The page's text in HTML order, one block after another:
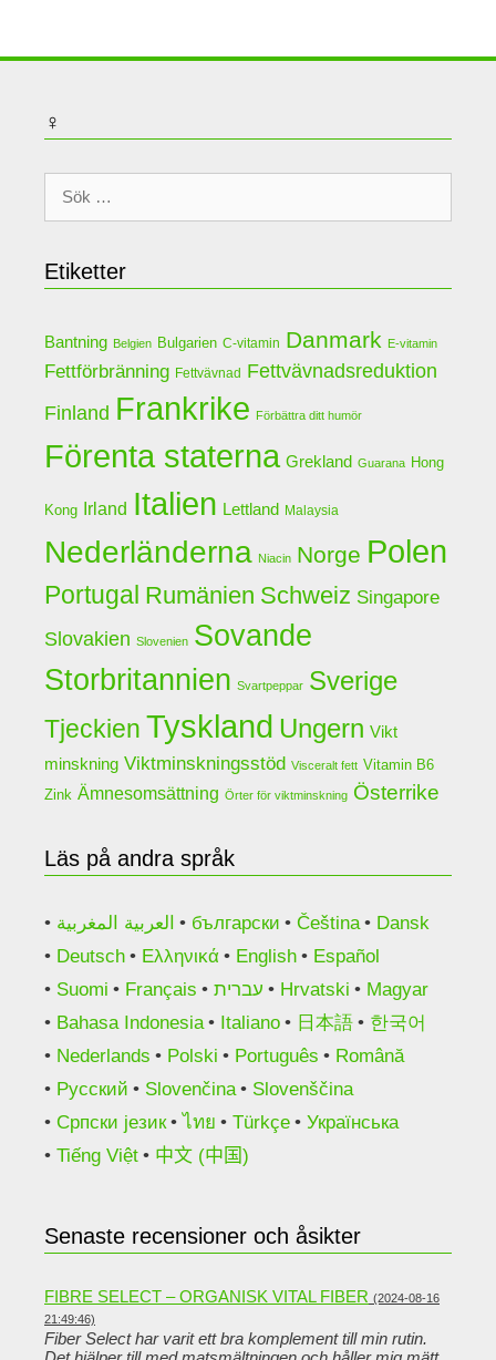
♀
Etiketter
Bantning Belgien Bulgarien C-vitamin Danmark E-vitamin
Fettförbränning Fettvävnad Fettvävnadsreduktion
Finland Frankrike Förbättra ditt humör
Förenta staterna Grekland Guarana Hong
Kong Irland Italien Lettland Malaysia
Nederländerna Niacin Norge Polen
Portugal Rumänien Schweiz Singapore
Slovakien Slovenien Sovande
Storbritannien Svartpeppar Sverige
Tjeckien Tyskland Ungern Vikt
minskning Viktminskningsstöd Visceralt fett Vitamin B6
Zink Ämnesomsättning Örter för viktminskning Österrike
Läs på andra språk
العربية المغربية български Čeština
Dansk
Deutsch
Ελληνικά English
Español
Suomi
Français עברית Hrvatski
Magyar
Bahasa Indonesia
Italiano 日本語
한국어
Nederlands
Polski Português
Română
Русский
Slovenčina
Slovenščina
Српски језик
ไทย Türkçe
Українська
Tiếng Việt
中文 (中国)
Senaste recensioner och åsikter
FIBRE SELECT – ORGANISK VITAL FIBER (2024-08-16
21:49:46)
Fiber Select har varit ett bra komplement till min rutin.